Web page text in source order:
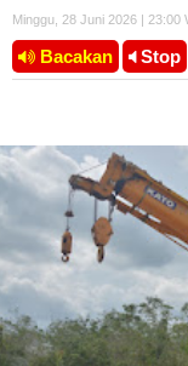
Minggu, 28 Juni 2026 | 23:00
Bacakan Stop